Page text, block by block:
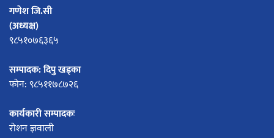
गणेश जि.सी
(अध्यक्ष)
९८५१०७६३६५
सम्पादक: दिपु खड्का
फोन: ९८५११७८७२६
कार्यकारी सम्पादकः
रोशन ज्ञवाली